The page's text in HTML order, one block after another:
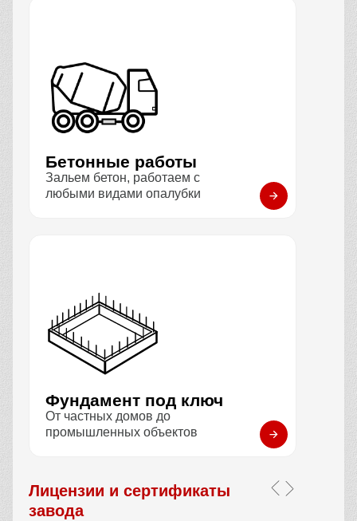
Бетонные работы
Зальем бетон, работаем с
любыми видами опалубки
Фундамент под ключ
От частных домов до
промышленных объектов
Лицензии и сертификаты
завода